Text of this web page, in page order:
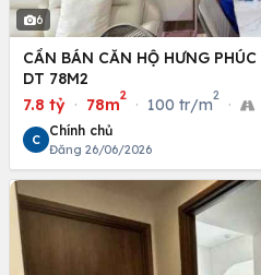
6
CẦN BÁN CĂN HỘ HƯNG
DT 78M2
7.8 tỷ · 78m
2
· 100 tr/m
2
·
C
Chính chủ
Đăng 26/06/2026